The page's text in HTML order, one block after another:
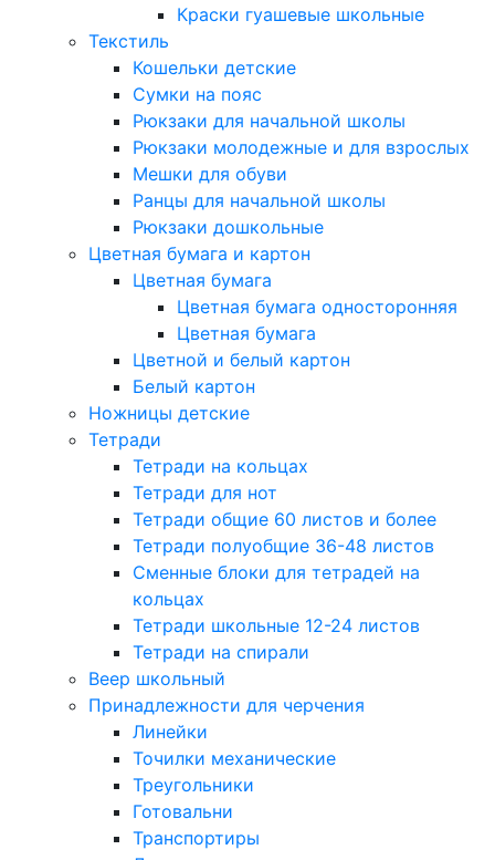
Краски гуашевые школьные
Текстиль
Кошельки детские
Сумки на пояс
Рюкзаки для начальной школы
Рюкзаки молодежные и для взрослых
Мешки для обуви
Ранцы для начальной школы
Рюкзаки дошкольные
Цветная бумага и картон
Цветная бумага
Цветная бумага односторонняя
Цветная бумага
Цветной и белый картон
Белый картон
Ножницы детские
Тетради
Тетради на кольцах
Тетради для нот
Тетради общие 60 листов и более
Тетради полуобщие 36-48 листов
Сменные блоки для тетрадей на
кольцах
Тетради школьные 12-24 листов
Тетради на спирали
Веер школьный
Принадлежности для черчения
Линейки
Точилки механические
Треугольники
Готовальни
Транспортиры